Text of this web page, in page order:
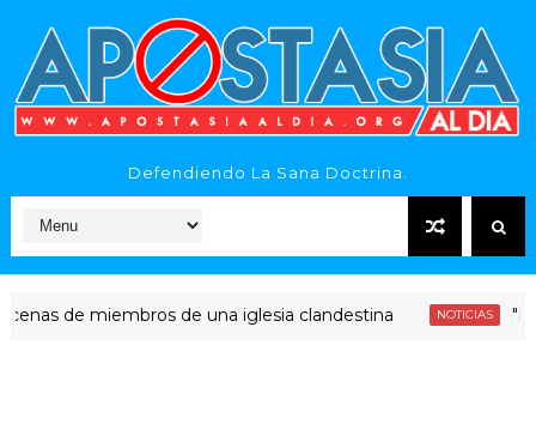
Defendiendo La Sana Doctrina.
de miembros de una iglesia clandestina NOTICIAS "Era